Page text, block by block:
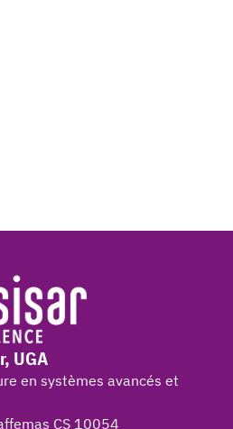
UGA
en systèmes avancés et
CS 10054